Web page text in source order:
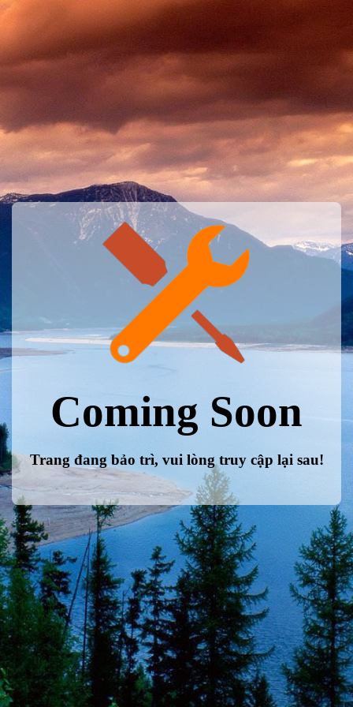
Coming Soon
Trang đang bảo trì, vui lòng truy cập lại sau!